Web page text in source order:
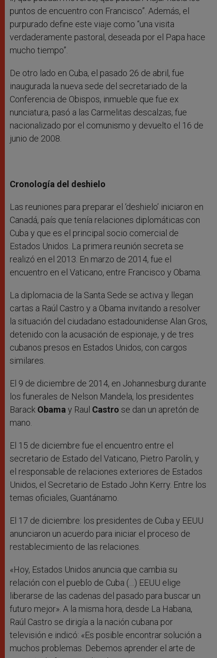
puntos de encuentro con Francisco”. Además, el
purpurado define este viaje como “una visita
verdaderamente pastoral, deseada por el Papa hace
mucho tiempo”.
De otro lado en Cuba, el pasado 26 de abril, fue
inaugurada la nueva sede del secretariado de la
Conferencia de Obispos, inmueble que fue ex
nunciatura, pasó a las Carmelitas descalzas, fue
nacionalizado por el comunismo y devuelto el 16 de
junio de 2008.
Cronología del deshielo
Las reuniones para preparar el ‘deshielo’ iniciaron en
Canadá, país que tenía relaciones diplomáticas con
Cuba y que es el principal socio comercial de
Estados Unidos. La primera reunión secreta se
realizó en el 2013. En marzo de 2014, fue el
encuentro en el Vaticano, entre Francisco y Obama.
La diplomacia de la Santa Sede se activa y llegan
cartas a Raúl Castro y a Obama invitando a resolver
la situación del ciudadano estadounidense Alan Gros,
detenido con la acusación de espionaje, y de tres
cubanos presos en Estados Unidos, con cargos
similares.
El 9 de diciembre de 2014, en Johannesburg durante
los funerales de Nelson Mandela, los presidentes
Barack Obamay Raul Castro se dan un apretón de
mano.
El 15 de diciembre fue el encuentro entre el
secretario de Estado del Vaticano, Pietro Parolín, y
el responsable de relaciones exteriores de Estados
Unidos, el Secretario de Estado John Kerry. Entre los
temas oficiales, Guantánamo.
El 17 de diciembre: los presidentes de Cuba y EEUU
anunciaron un acuerdo para iniciar el proceso de
restablecimiento de las relaciones.
«Hoy, Estados Unidos anuncia que cambia su
relación con el pueblo de Cuba (…) EEUU elige
liberarse de las cadenas del pasado para buscar un
futuro mejor». A la misma hora, desde La Habana,
Raúl Castro se dirigía a la nación cubana por
televisión e indicó: «Es posible encontrar solución a
muchos problemas. Debemos aprender el arte de